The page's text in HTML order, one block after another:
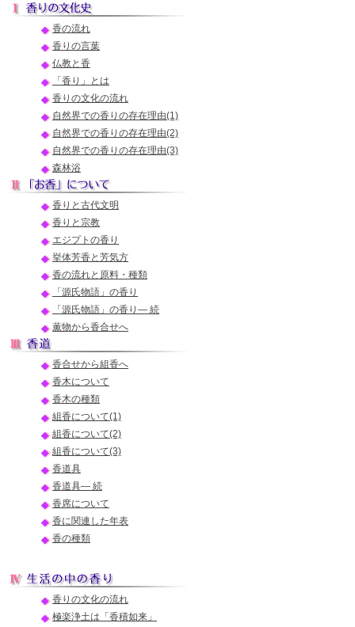
香の流れ
香りの言葉
仏教と香
「香り」とは
香りの文化の流れ
自然界での香りの存在理由(1)
自然界での香りの存在理由(2)
自然界での香りの存在理由(3)
森林浴
香りと古代文明
香りと宗教
エジプトの香り
挙体芳香と芳気方
香の流れと原料・種類
「源氏物語」の香り
「源氏物語」の香り― 続
薫物から香合せへ
香合せから組香へ
香木について
香木の種類
組香について(1)
組香について(2)
組香について(3)
香道具
香道具― 続
香席について
香に関連した年表
香の種類
香りの文化の流れ
極楽浄土は「香積如来」